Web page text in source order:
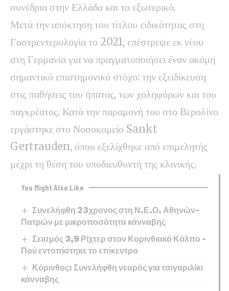
συνέδρια στην Ελλάδα και το εξωτερικό.
Μετά την απόκτηση του τίτλου ειδικότητας στη
Γαστρεντερολογία το 2021, επέστρεψε εκ νέου
στη Γερμανία για να πραγματοποιήσει έναν ακόμη
σημαντικό επιστημονικό στόχο: την εξειδίκευση
στις παθήσεις του ήπατος, των χοληφόρων και του
παγκρέατος. Κατά την παραμονή του στο Βερολίνο
εργάστηκε στο Νοσοκομείο Sankt
Gertrauden, όπου εξελίχθηκε από επιμελητής
μέχρι τη θέση του υποδιευθυντή της κλινικής.
You Might Also Like
Συνελήφθη 23χρονος στη Ν.Ε.Ο. Αθηνών–
Πατρών με μικροποσότητα κάνναβης
Σεισμός 3,9 Ρίχτερ στον Κορινθιακό Κόλπο –
Πού εντοπίστηκε το επίκεντρο
Κόρινθος: Συνελήφθη νεαρός για τσιγαριλίκι
κάνναβης